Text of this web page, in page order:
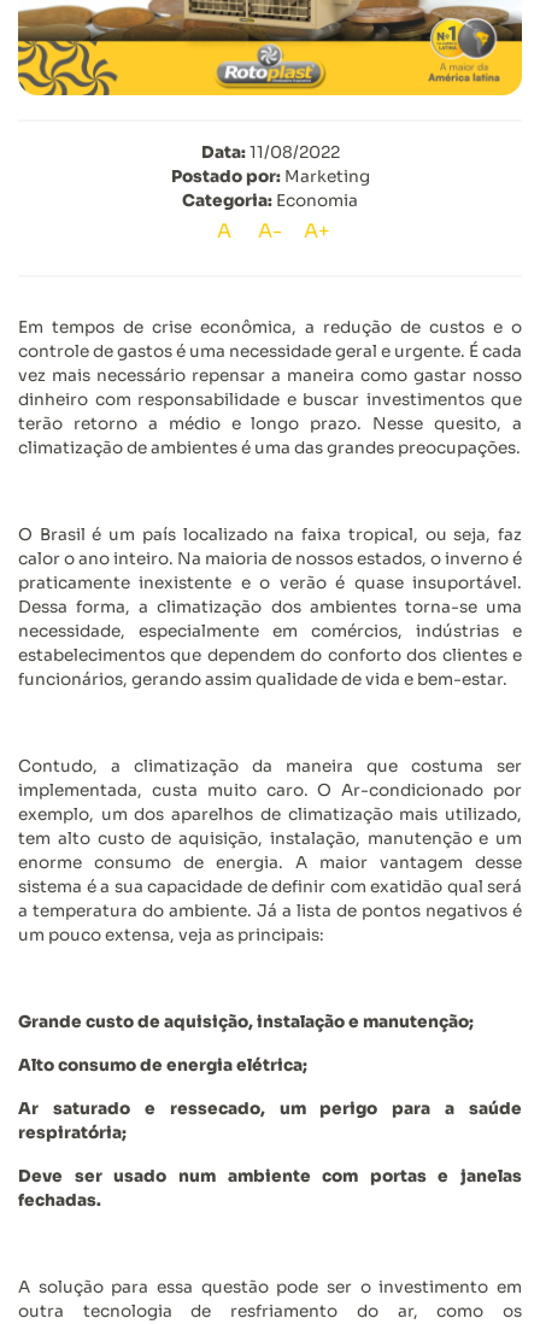
Data:11/08/2022
Postado por:Marketing
Categoria: Economia
A A- A+
Em tempos de crise econômica, a redução de custos e o
controle de gastos é uma necessidade geral e urgente. É cada
vez mais necessário repensar a maneira como gastar nosso
dinheiro com responsabilidade e buscar investimentos que
terão retorno a médio e longo prazo. Nesse quesito, a
climatização de ambientes é uma das grandes preocupações.
O Brasil é um país localizado na faixa tropical, ou seja, faz
calor o ano inteiro. Na maioria de nossos estados, o inverno é
praticamente inexistente e o verão é quase insuportável.
Dessa forma, a climatização dos ambientes torna-se uma
necessidade, especialmente em comércios, indústrias e
estabelecimentos que dependem do conforto dos clientes e
funcionários, gerando assim qualidade de vida e bem-estar.
Contudo, a climatização da maneira que costuma ser
implementada, custa muito caro. O Ar-condicionado por
exemplo, um dos aparelhos de climatização mais utilizado,
tem alto custo de aquisição, instalação, manutenção e um
enorme consumo de energia. A maior vantagem desse
sistema é a sua capacidade de definir com exatidão qual será
a temperatura do ambiente. Já a lista de pontos negativos é
um pouco extensa, veja as principais:
Grande custo de aquisição, instalação e manutenção;
Alto consumo de energia elétrica;
Ar saturado e ressecado, um perigo para a saúde
respiratória;
Deve ser usado num ambiente com portas e janelas
fechadas.
A solução para essa questão pode ser o investimento em
outra tecnologia de resfriamento do ar, como os